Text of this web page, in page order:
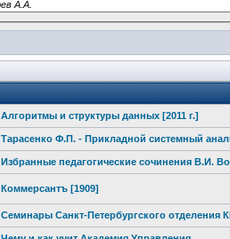
Алгоритмы и структуры данных [2011 г.]
Тарасенко Ф.П. - Прикладной системный
Избранные педагогические сочинения В.И.
Коммерсантъ [1909]
Семинары Санкт-Петербургского отделения